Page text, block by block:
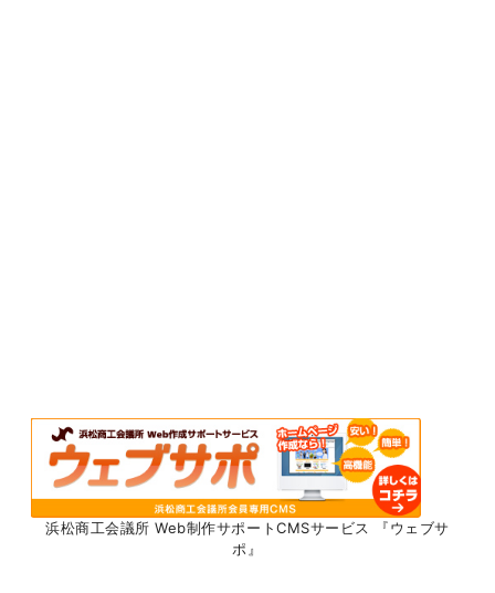
浜松商工会議所 Web制作サポートCMSサービス 『ウェブサ
ポ』